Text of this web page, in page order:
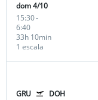
dom 4/10
15:30-
6:40
1 escala
33h 10min
GRU DOH